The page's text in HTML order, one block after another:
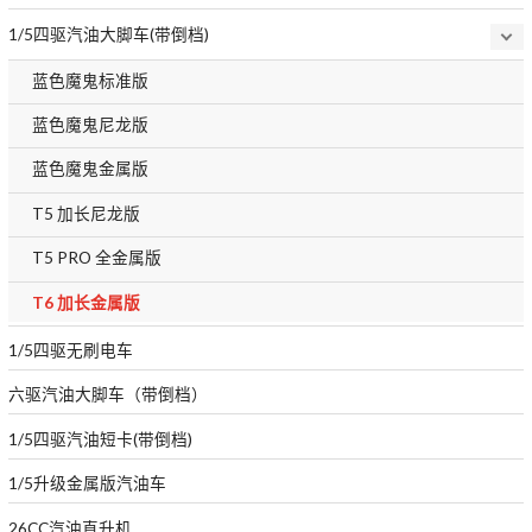
1/5四驱汽油大脚车(带倒档)
蓝色魔鬼标准版
蓝色魔鬼尼龙版
蓝色魔鬼金属版
T5 加长尼龙版
T5 PRO 全金属版
T6 加长金属版
1/5四驱无刷电车
六驱汽油大脚车（带倒档）
1/5四驱汽油短卡(带倒档)
1/5升级金属版汽油车
26CC汽油直升机